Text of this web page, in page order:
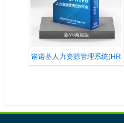
诶诺基人力资源管理系统(HR